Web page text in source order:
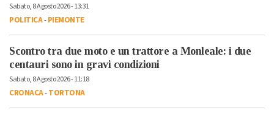
Sabato, 8 Agosto 2026 - 13:31
POLITICA-PIEMONTE
Scontro tra due moto e un trattore a Monleale: i due
centauri sono in gravi condizioni
Sabato, 8 Agosto 2026 - 11:18
CRONACA-TORTONA